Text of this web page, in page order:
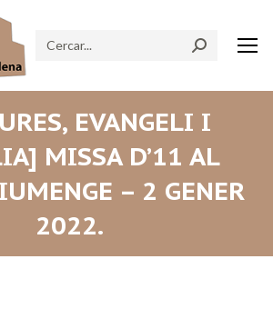
Search:
EVANGELI I
MISSA D’11 AL
– 2 GENER
2022.